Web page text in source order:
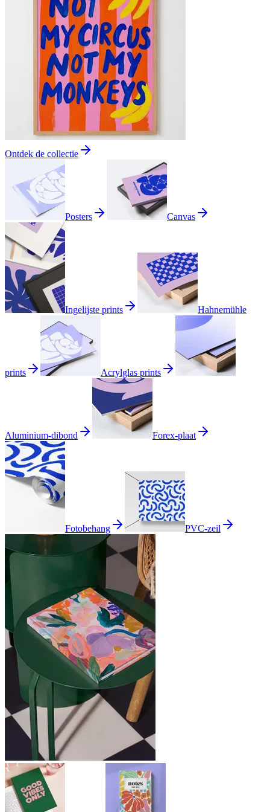
Ontdek de collectie
Posters Canvas
Ingelijste prints Hahnemühle
prints Acrylglas prints
Aluminium-dibond Forex-plaat
Fotobehang PVC-zeil